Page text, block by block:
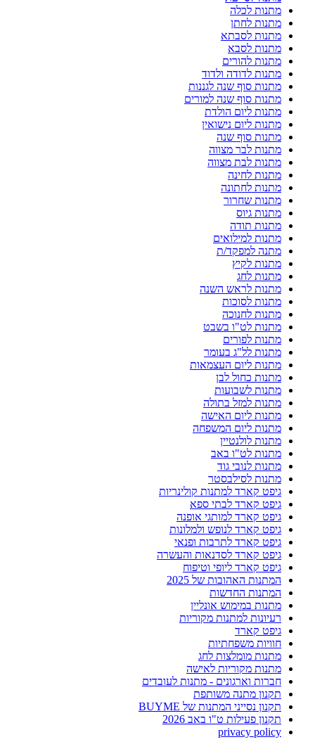
מתנות לכלה
מתנות לחתן
מתנות לסבתא
מתנות לסבא
מתנות להורים
מתנות לדודה ולדוד
מתנות סוף שנה לגננות
מתנות סוף שנה למורים
מתנות ליום הולדת
מתנות ליום נישואין
מתנות סוף שנה
מתנות לבר מצווה
מתנות לבת מצווה
מתנות לחינה
מתנות לחתונה
מתנות שחרור
מתנות גיוס
מתנות תודה
מתנות למילואים
מתנה למפקד/ת
מתנות לקיץ
מתנות לחג
מתנות לראש השנה
מתנות לסוכות
מתנות לחנוכה
מתנות לט"ו בשבט
מתנות לפורים
מתנות לל"ג בעומר
מתנות ליום העצמאות
מתנות כחול לבן
מתנות לשבועות
מתנות למזל בתולה
מתנות ליום האישה
מתנות ליום המשפחה
מתנות לולנטיין
מתנות לט"ו באב
מתנות לנובי גוד
מתנות לסילבסטר
גיפט קארד למתנות קולינריות
גיפט קארד לבתי ספא
גיפט קארד למותגי אופנה
גיפט קארד לנופש ולמלונות
גיפט קארד לתרבות ופנאי
גיפט קארד לסדנאות והעשרה
גיפט קארד ליופי וטיפוח
המתנות האהובות של 2025
המתנות החדשות
מתנות במימוש אונליין
רעיונות למתנות מקוריות
גיפט קארד
חוויות משפחתיות
מתנות מומלצות לחג
מתנות מקוריות לאישה
חברות וארגונים - מתנות לעובדים
תקנון מתנה משותפת
תקנון נסייני המתנות של BUYME
תקנון פעילות ט"ו באב 2026
privacy policy